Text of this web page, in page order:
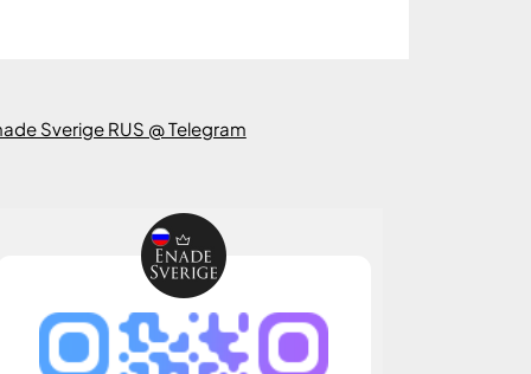
Sverige RUS @ Telegram